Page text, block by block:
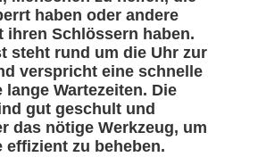
haben oder andere
ihren Schlössern haben.
steht rund um die Uhr zur
verspricht eine schnelle
lange Wartezeiten. Die
gut geschult und
das nötige Werkzeug, um
effizient zu beheben.